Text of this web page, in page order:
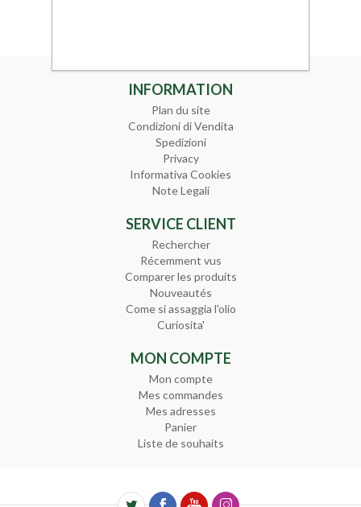
INFORMATION
Plan du site
Condizioni di Vendita
Spedizioni
Privacy
Informativa Cookies
Note Legali
SERVICE CLIENT
Rechercher
Récemment vus
Comparer les produits
Nouveautés
Come si assaggia l'olio
Curiosita'
MON COMPTE
Mon compte
Mes commandes
Mes adresses
Panier
Liste de souhaits